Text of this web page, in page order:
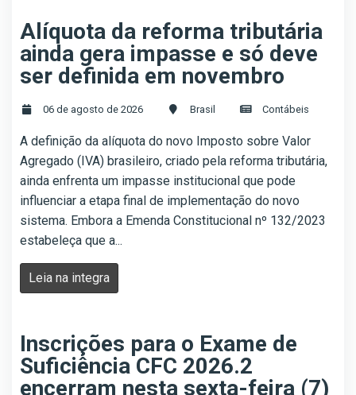
Alíquota da reforma tributária
ainda gera impasse e só deve
ser definida em novembro
06 de agosto de 2026 Brasil Contábeis
A definição da alíquota do novo Imposto sobre Valor
Agregado (IVA) brasileiro, criado pela reforma tributária,
ainda enfrenta um impasse institucional que pode
influenciar a etapa final de implementação do novo
sistema. Embora a Emenda Constitucional nº 132/2023
estabeleça que a...
Leia na integra
Inscrições para o Exame de
Suficiência CFC 2026.2
encerram nesta sexta-feira (7)